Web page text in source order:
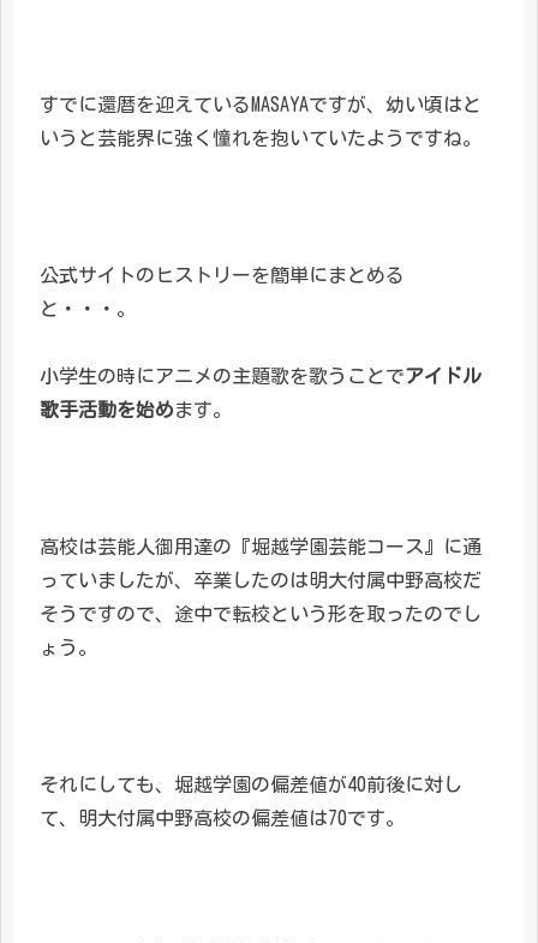
すでに還暦を迎えているMASAYAですが、幼い頃はと
いうと芸能界に強く憧れを抱いていたようですね。
公式サイトのヒストリーを簡単にまとめる
と・・・。
小学生の時にアニメの主題歌を歌うことでアイドル
歌手活動を始めます。
高校は芸能人御用達の『堀越学園芸能コース』に通
っていましたが、卒業したのは明大付属中野高校だ
そうですので、途中で転校という形を取ったのでし
ょう。
それにしても、堀越学園の偏差値が40前後に対し
て、明大付属中野高校の偏差値は70です。